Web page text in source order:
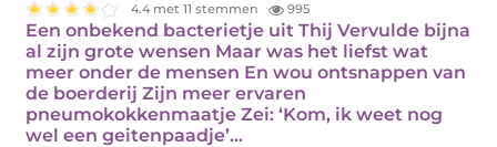
4.4 met 11 stemmen 995
Een onbekend bacterietje uit Thij Vervulde bijna
al zijn grote wensen Maar was het liefst wat
meer onder de mensen En wou ontsnappen van
de boerderij Zijn meer ervaren
pneumokokkenmaatje Zei: ‘Kom, ik weet nog
wel een geitenpaadje’…